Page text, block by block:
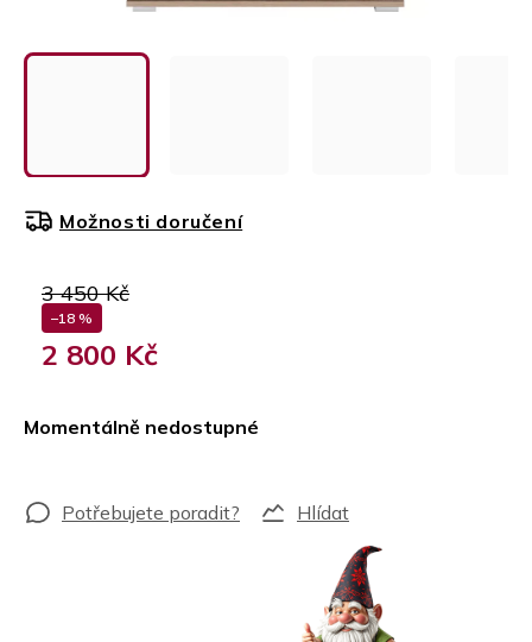
3 450 Kč
–18 %
2 800 Kč
Momentálně nedostupné
Možnosti doručení
Hlídat